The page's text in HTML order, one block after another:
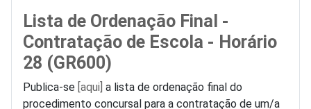
Lista de Ordenação Final -
Contratação de Escola - Horário
28 (GR600)
Publica-se [aqui] a lista de ordenação final do
procedimento concursal para a contratação de um/a